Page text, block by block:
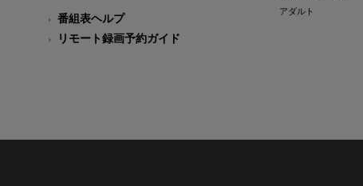
番組表ヘルプ
リモート録画予約ガイド
アダルト